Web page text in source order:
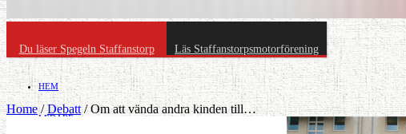
Du läser Spegeln Staffanstorp Läs Staffanstorpsmotorförening
HEM
LEDARE
Home/Debatt/Om att vända andra kinden till…